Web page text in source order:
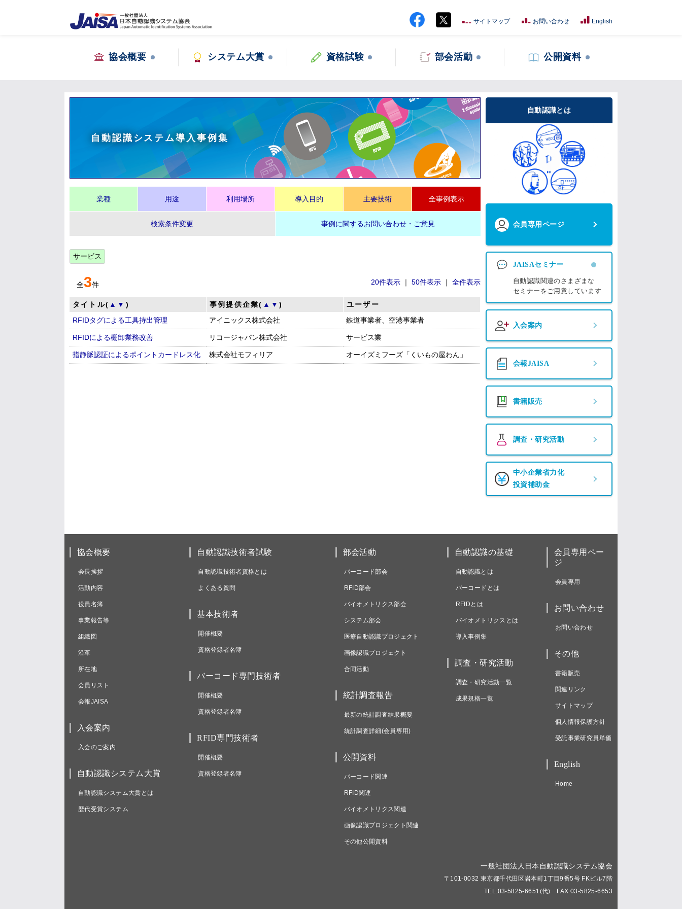
サイトマップ お問い合わせ English
協会概要 システム大賞 資格試験 部会活動 公開資料
自動認識システム導入事例集
業種 用途 利用場所 導入目的 主要技術 全事例表示
検索条件変更 事例に関するお問い合わせ・ご意見
サービス
全3件 20件表示 ｜ 50件表示 ｜ 全件表示
タイトル( ▲ ▼ ) 事例提供企業( ▲ ▼)
ユーザー
RFIDタグによる工具持出管理
アイニックス株式会社 鉄道事業者、空港事業者
RFIDによる棚卸業務改善 リコージャパン株式会社 サービス業
指静脈認証によるポイントカードレス化 株式会社モフィリア オーイズミフーズ「くいもの屋わん」
自動認識とは
会員専用ページ
JAISAセミナー
自動認識関連のさまざまな
セミナーをご用意しています
入会案内
会報JAISA
書籍販売
調査・研究活動
中小企業省力化
投資補助金
協会概要
会長挨拶
活動内容
役員名簿
事業報告等
組織図
沿革
所在地
会員リスト
会報JAISA
入会案内
入会のご案内
自動認識システム大賞
自動認識システム大賞とは
歴代受賞システム
自動認識技術者試験
自動認識技術者資格とは
よくある質問
基本技術者
開催概要
資格登録者名簿
バーコード専門技術者
開催概要
資格登録者名簿
RFID専門技術者
開催概要
資格登録者名簿
部会活動
バーコード部会
RFID部会
バイオメトリクス部会
システム部会
医療自動認識プロジェクト
画像認識プロジェクト
合同活動
統計調査報告
最新の統計調査結果概要
統計調査詳細(会員専用)
公開資料
バーコード関連
RFID関連
バイオメトリクス関連
画像認識プロジェクト関連
その他公開資料
自動認識の基礎
自動認識とは
バーコードとは
RFIDとは
バイオメトリクスとは
導入事例集
調査・研究活動
調査・研究活動一覧
成果規格一覧
会員専用ペー
ジ
会員専用
お問い合わせ
お問い合わせ
その他
書籍販売
関連リンク
サイトマップ
個人情報保護方針
受託事業研究員単価
English
Home
一般社団法人日本自動認識システム協会
〒101-0032 東京都千代田区岩本町1丁目9番5号 FKビル7階
TEL.03-5825-6651(代) FAX.03-5825-6653